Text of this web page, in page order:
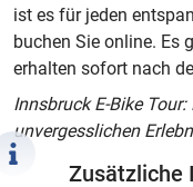
ist es für jeden
buchen Sie online. Es
erhalten sofort nach
Innsbruck E-Bike
unvergesslichen
Zusätzliche